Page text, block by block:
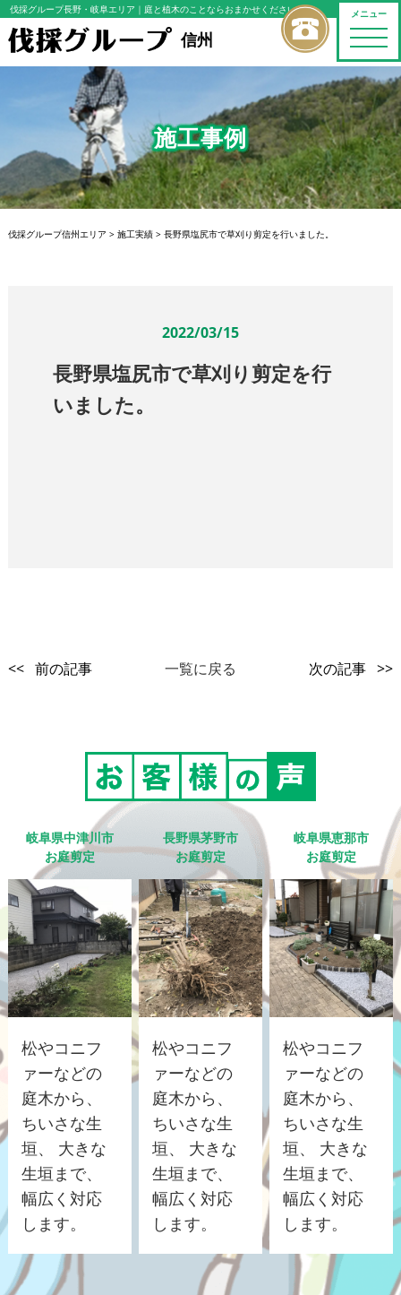
メニュー
toggle
伐採グループ長野・岐阜エリア ｜庭と植木のことならおまかせください
信州
施工事例
伐採グループ信州エリア > 施工実績> 長野県塩尻市で草刈り剪定を行いました。
2022/03/15
長野県塩尻市で草刈り剪定を行
いました。
<< 前の記事 一覧に戻る 次の記事 >>
岐阜県中津川市
お庭剪定
松やコニフ
ァーなどの
庭木から、
ちいさな生
垣、 大きな
生垣まで、
幅広く対応
します。
長野県茅野市
お庭剪定
松やコニフ
ァーなどの
庭木から、
ちいさな生
垣、 大きな
生垣まで、
幅広く対応
します。
岐阜県恵那市
お庭剪定
松やコニフ
ァーなどの
庭木から、
ちいさな生
垣、 大きな
生垣まで、
幅広く対応
します。